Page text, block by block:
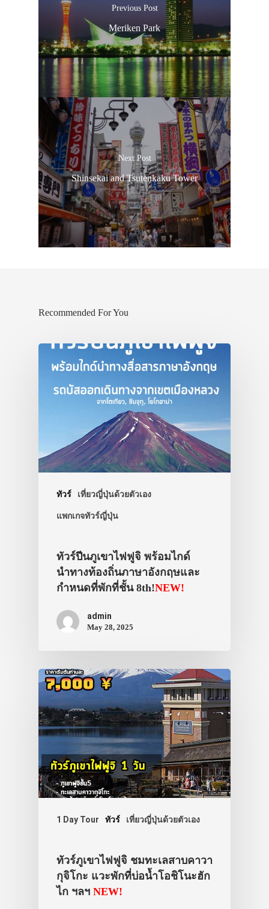
Previous Post
Meriken Park
Next Post
Shinsekai and Tsutenkaku Tower
Recommended For You
ทัวร์ เที่ยวญี่ปุ่นด้วยตัวเอง
แพกเกจทัวร์ญี่ปุ่น
ทัวร์ปีนภูเขาไฟฟูจิ พร้อมไกด์
นำทางท้องถิ่นภาษาอังกฤษและ
กำหนดที่พักที่ชั้น 8th!NEW!
admin
May 28, 2025
1 Day Tour ทัวร์ เที่ยวญี่ปุ่นด้วยตัวเอง
ทัวร์ภูเขาไฟฟูจิ ชมทะเลสาบคาวา
กุจิโกะ แวะพักที่บ่อน้ำโอชิโนะฮัก
ไก ฯลฯ NEW!